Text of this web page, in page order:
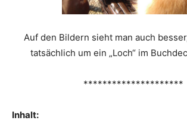
Auf den Bildern sieht man auch
tatsächlich um ein „Loch“ im
*********************
Inhalt: